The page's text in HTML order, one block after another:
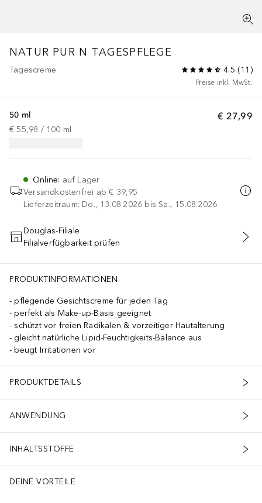
NATUR PUR N TAGESPFLEGE
Tagescreme 4.5 (11 )
Preise inkl. MwSt.
€ 27,99
50 ml
€ 55,98 / 100 ml
Online: auf Lager
Versandkostenfrei ab € 39,95
Lieferzeitraum: Do., 13.08.2026 bis Sa., 15.08.2026
IN DEN WARENKORB
Douglas-Filiale
Filialverfügbarkeit prüfen
PRODUKTINFORMATIONEN
pflegende Gesichtscreme für jeden Tag
perfekt als Make-up-Basis geeignet
schützt vor freien Radikalen & vorzeitiger Hautalterung
gleicht natürliche Lipid-Feuchtigkeits-Balance aus
beugt Irritationen vor
PRODUKTDETAILS
ANWENDUNG
INHALTSSTOFFE
DEINE VORTEILE